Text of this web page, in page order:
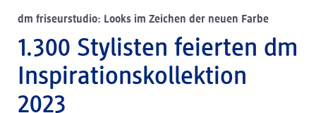
dm Markt
dm friseurstudio
dm kosmetikstudio
Verantwortung
dm friseurstudio: Looks im Zeichen der neuen Farbe
1.300 Stylisten feierten dm
Inspirationskollektion
2023